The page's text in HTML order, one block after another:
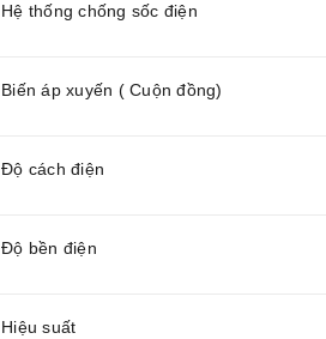
Hệ thống chống sốc điện
Biến áp xuyến ( Cuộn đồng)
Độ cách điện
Độ bền điện
Hiệu suất